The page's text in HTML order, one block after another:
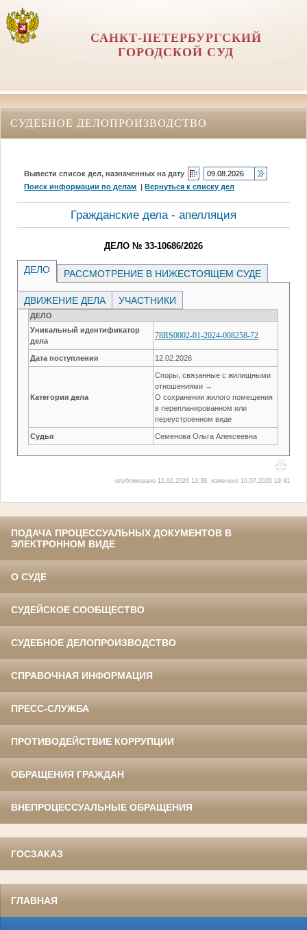
САНКТ-ПЕТЕРБУРГСКИЙ
ГОРОДСКОЙ СУД
СУДЕБНОЕ ДЕЛОПРОИЗВОДСТВО
Вывести список дел, назначенных на дату
Поиск информации по делам |Вернуться к списку дел
Гражданские дела - апелляция
ДЕЛО № 33-10686/2026
ДЕЛО РАССМОТРЕНИЕ В НИЖЕСТОЯЩЕМ СУДЕ
ДВИЖЕНИЕ ДЕЛА УЧАСТНИКИ
ДЕЛО
Уникальный идентификатор
дела
78RS0002-01-2024-008258-72
Дата поступления 12.02.2026
Категория дела
Споры, связанные с жилищными
отношениями →
О сохранении жилого помещения
в перепланированном или
переустроенном виде
Судья Семенова Ольга Алексеевна
опубликовано 12.02.2026 13:38, изменено 10.07.2026 19:41
ПОДАЧА ПРОЦЕССУАЛЬНЫХ ДОКУМЕНТОВ В
ЭЛЕКТРОННОМ ВИДЕ
О СУДЕ
СУДЕЙСКОЕ СООБЩЕСТВО
СУДЕБНОЕ ДЕЛОПРОИЗВОДСТВО
СПРАВОЧНАЯ ИНФОРМАЦИЯ
ПРЕСС-СЛУЖБА
ПРОТИВОДЕЙСТВИЕ КОРРУПЦИИ
ОБРАЩЕНИЯ ГРАЖДАН
ВНЕПРОЦЕССУАЛЬНЫЕ ОБРАЩЕНИЯ
ГОСЗАКАЗ
ГЛАВНАЯ